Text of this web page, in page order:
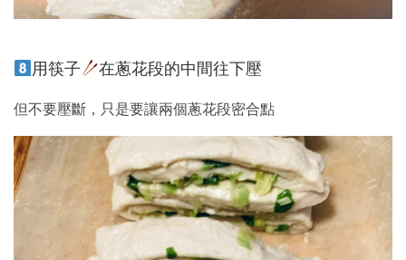
用筷子 在蔥花段的中間往下壓
但不要壓斷，只是要讓兩個蔥花段密合點